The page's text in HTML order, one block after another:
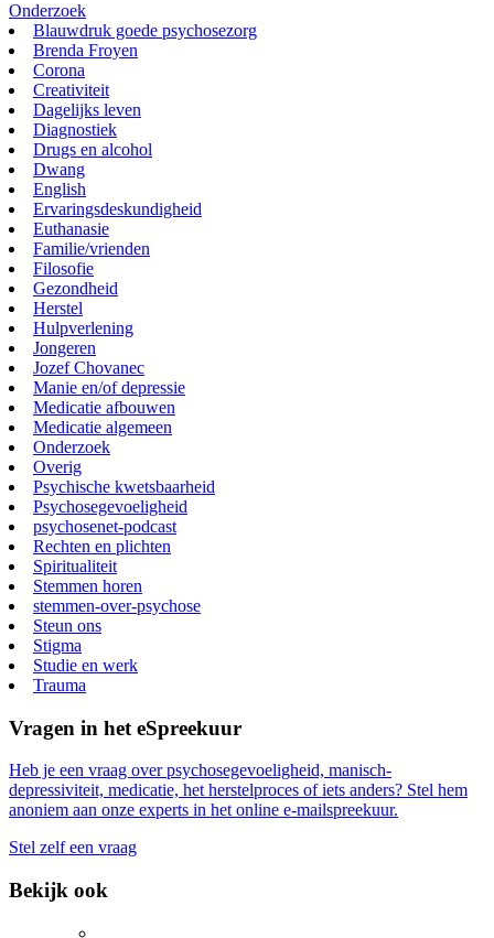
Onderzoek
Blauwdruk goede psychosezorg
Brenda Froyen
Corona
Creativiteit
Dagelijks leven
Diagnostiek
Drugs en alcohol
Dwang
English
Ervaringsdeskundigheid
Euthanasie
Familie/vrienden
Filosofie
Gezondheid
Herstel
Hulpverlening
Jongeren
Jozef Chovanec
Manie en/of depressie
Medicatie afbouwen
Medicatie algemeen
Onderzoek
Overig
Psychische kwetsbaarheid
Psychosegevoeligheid
psychosenet-podcast
Rechten en plichten
Spiritualiteit
Stemmen horen
stemmen-over-psychose
Steun ons
Stigma
Studie en werk
Trauma
Vragen in het eSpreekuur
Heb je een vraag over psychosegevoeligheid, manisch-
depressiviteit, medicatie, het herstelproces of iets anders? Stel hem
anoniem aan onze experts in het online e-mailspreekuur.
Stel zelf een vraag
Bekijk ook